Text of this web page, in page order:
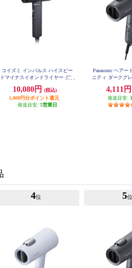
コイズミ インパルス ハイスピー
ドマイナスイオンドライヤー グレ
10,080円
(税込)
1,008円分ポイント還元
発送目安: 5営業日
Panasonic ヘアー
ニティ ダークグ
4,111円
発送目安:
4位 5位